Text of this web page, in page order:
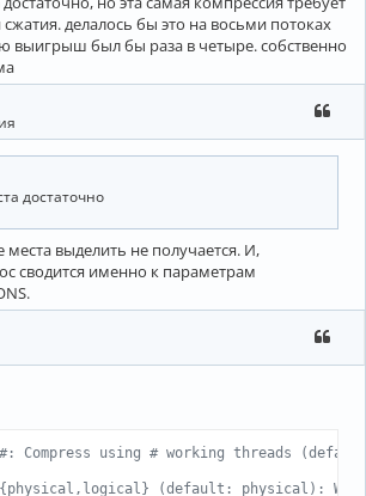
делалось бы это на восьми потоках
выигрыш был бы раза в четыре. собственно
достаточно
выделить не получается. И,
сводится именно к параметрам
Compress using # working threads
(default: physical):